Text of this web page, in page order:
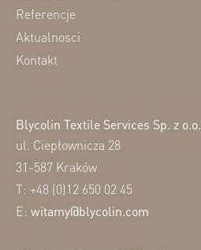
Referencje
Aktualnosci
Kontakt
Blycolin Textile Services Sp. z o.o.
ul. Ciepłownicza 28
31-587 Kraków
T: +48 (0)12 650 02 45
E: witamy@blycolin.com